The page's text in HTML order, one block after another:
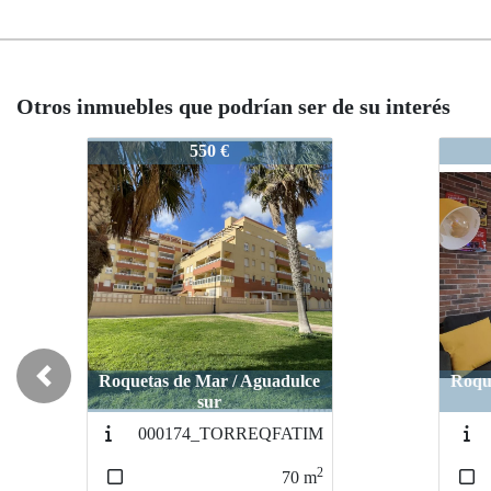
Otros inmuebles que podrían ser de su interés
2298-MédicoFrancisco_c
550 €
Roquetas de Mar / Aguadulce
sur
001535_menorca
40m2
2298-MédicoFrancisco_c
550 €
Roquetas de Mar / Aguadulce
sur
001535_menorca
40m
Previous